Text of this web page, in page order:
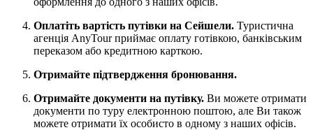
Оплатіть вартість путівки на Сейшели. Туристична
агенція AnyTour приймає оплату готівкою, банківським
переказом або кредитною карткою.
Отримайте підтвердження бронювання.
Отримайте документи на путівку. Ви можете отримати
документи по туру електронною поштою, але Ви також
можете отримати їх особисто в одному з наших офісів.